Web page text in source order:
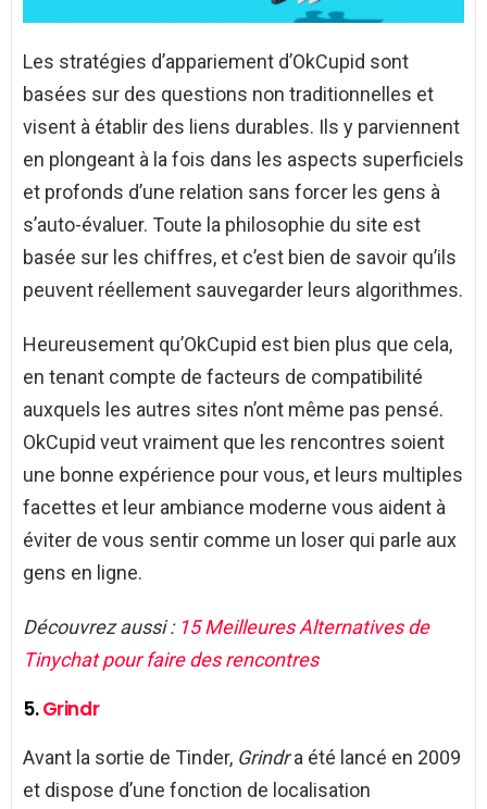
Les stratégies d’appariement d’OkCupid sont
basées sur des questions non traditionnelles et
visent à établir des liens durables. Ils y parviennent
en plongeant à la fois dans les aspects superficiels
et profonds d’une relation sans forcer les gens à
s’auto-évaluer. Toute la philosophie du site est
basée sur les chiffres, et c’est bien de savoir qu’ils
peuvent réellement sauvegarder leurs algorithmes.
Heureusement qu’OkCupid est bien plus que cela,
en tenant compte de facteurs de compatibilité
auxquels les autres sites n’ont même pas pensé.
OkCupid veut vraiment que les rencontres soient
une bonne expérience pour vous, et leurs multiples
facettes et leur ambiance moderne vous aident à
éviter de vous sentir comme un loser qui parle aux
gens en ligne.
Découvrez aussi : 15 Meilleures Alternatives de
Tinychat pour faire des rencontres
5.Grindr
Avant la sortie de Tinder, Grindra été lancé en 2009
et dispose d’une fonction de localisation